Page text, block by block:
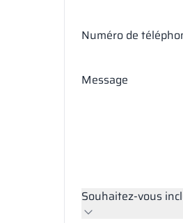
Numéro de
Message
Souhaitez-vous